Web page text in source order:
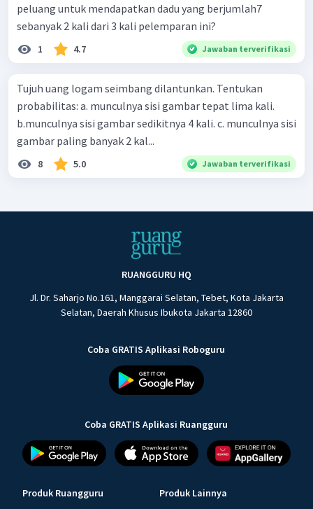
peluang untuk mendapatkan dadu yang berjumlah7
sebanyak 2 kali dari 3 kali pelemparan ini?
1 4.7 Jawaban terverifikasi
Tujuh uang logam seimbang dilantunkan. Tentukan
probabilitas: a. munculnya sisi gambar tepat lima kali.
b.munculnya sisi gambar sedikitnya 4 kali. c. munculnya sisi
gambar paling banyak 2 kal...
8 5.0 Jawaban terverifikasi
RUANGGURU HQ
Jl. Dr. Saharjo No.161, Manggarai Selatan, Tebet, Kota Jakarta
Selatan, Daerah Khusus Ibukota Jakarta 12860
Coba GRATIS Aplikasi Roboguru
Coba GRATIS Aplikasi Ruangguru
Produk Ruangguru Produk Lainnya